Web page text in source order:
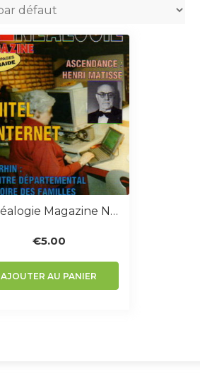
Généalogie Magazine N° 158 – Mars 1997
€5.00
AJOUTER AU PANIER